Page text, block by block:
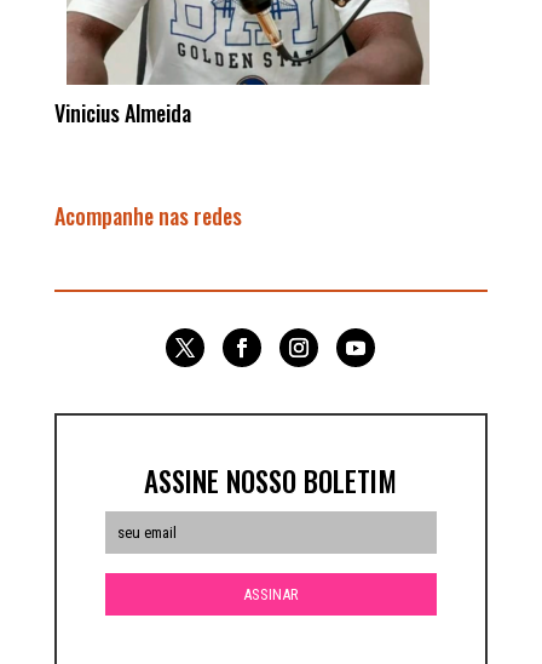
Vinicius Almeida
Acompanhe nas redes
ASSINE NOSSO BOLETIM